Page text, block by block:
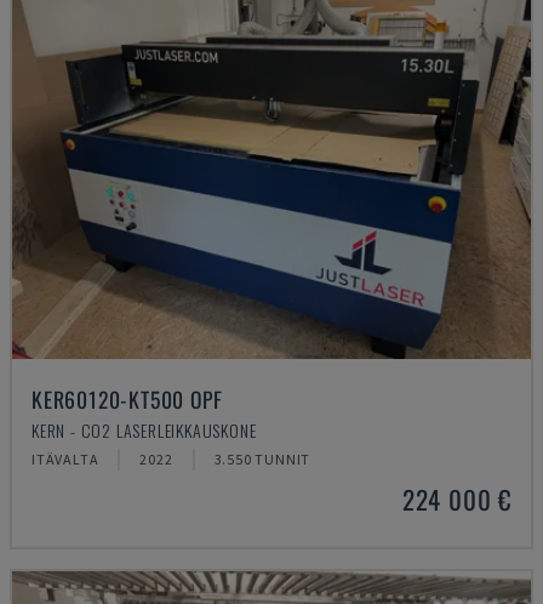
KER60120-KT500 OPF
KERN - CO2 LASERLEIKKAUSKONE
ITÄVALTA 2022 3.550 TUNNIT
224 000 €